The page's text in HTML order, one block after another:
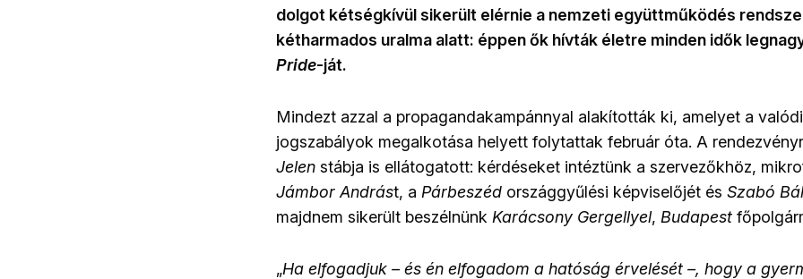
dolgot kétségkívül sikerült elérnie a nemzeti együttműködés
kétharmados uralma alatt: éppen ők hívták életre minden idők
Pride-ját.
Mindezt azzal a propagandakampánnyal alakították ki, amelyet a
jogszabályok megalkotása helyett folytattak február óta. A
Jelen stábja is ellátogatott: kérdéseket intéztünk a szervezőkhöz,
Jámbor Andrást, a Párbeszéd országgyűlési képviselőjét és Szabó
majdnem sikerült beszélnünk Karácsony Gergellyel, Budapest
„Ha elfogadjuk – és én elfogadom a hatóság érvelését –, hogy a